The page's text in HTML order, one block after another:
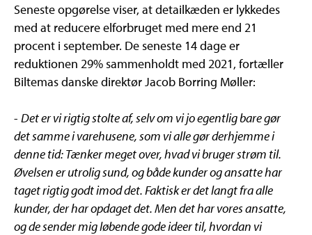
Seneste opgørelse viser, at detailkæden er lykkedes
med at reducere elforbruget med mere end 21
procent i september. De seneste 14 dage er
reduktionen 29% sammenholdt med 2021, fortæller
Biltemas danske direktør Jacob Borring Møller:
- Det er vi rigtig stolte af, selv om vi jo egentlig bare gør
det samme i varehusene, som vi alle gør derhjemme i
denne tid: Tænker meget over, hvad vi bruger strøm til.
Øvelsen er utrolig sund, og både kunder og ansatte har
taget rigtig godt imod det. Faktisk er det langt fra alle
kunder, der haropdaget det. Men det har vores ansatte,
og de sender mig løbende gode ideer til, hvordan vi